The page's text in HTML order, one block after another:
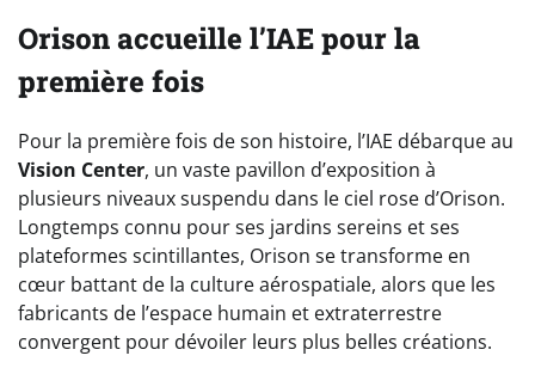
Orison accueille l’IAE pour la
première fois
Pour la première fois de son histoire, l’IAE débarque au
Vision Center, un vaste pavillon d’exposition à
plusieurs niveaux suspendu dans le ciel rose d’Orison.
Longtemps connu pour ses jardins sereins et ses
plateformes scintillantes, Orison se transforme en
cœur battant de la culture aérospatiale, alors que les
fabricants de l’espace humain et extraterrestre
convergent pour dévoiler leurs plus belles créations.